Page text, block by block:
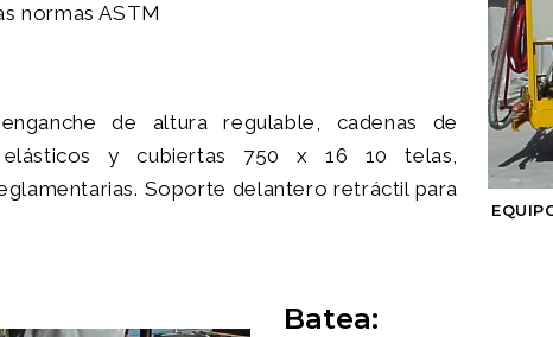
normas ASTM
de altura regulable, cadenas de
y cubiertas 750 x 16 10 telas,
Soporte delantero retráctil para
Batea: